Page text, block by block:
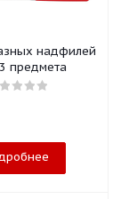
надфилей
3 предмета